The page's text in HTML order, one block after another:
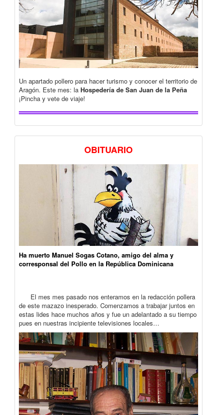
Un apartado pollero para hacer turismo y conocer el territorio de
Aragón. Este mes: la Hospedería de San Juan de la Peña
¡Pincha y vete de viaje!
OBITUARIO
Ha muerto Manuel Sogas Cotano, amigo del alma y
corresponsal del Pollo en la República Dominicana
El mes mes pasado nos enteramos en la redacción pollera
de este mazazo inesperado. Comenzamos a trabajar juntos en
estas lides hace muchos años y fue un adelantado a su tiempo
pues en nuestras incipiente televisiones locales…